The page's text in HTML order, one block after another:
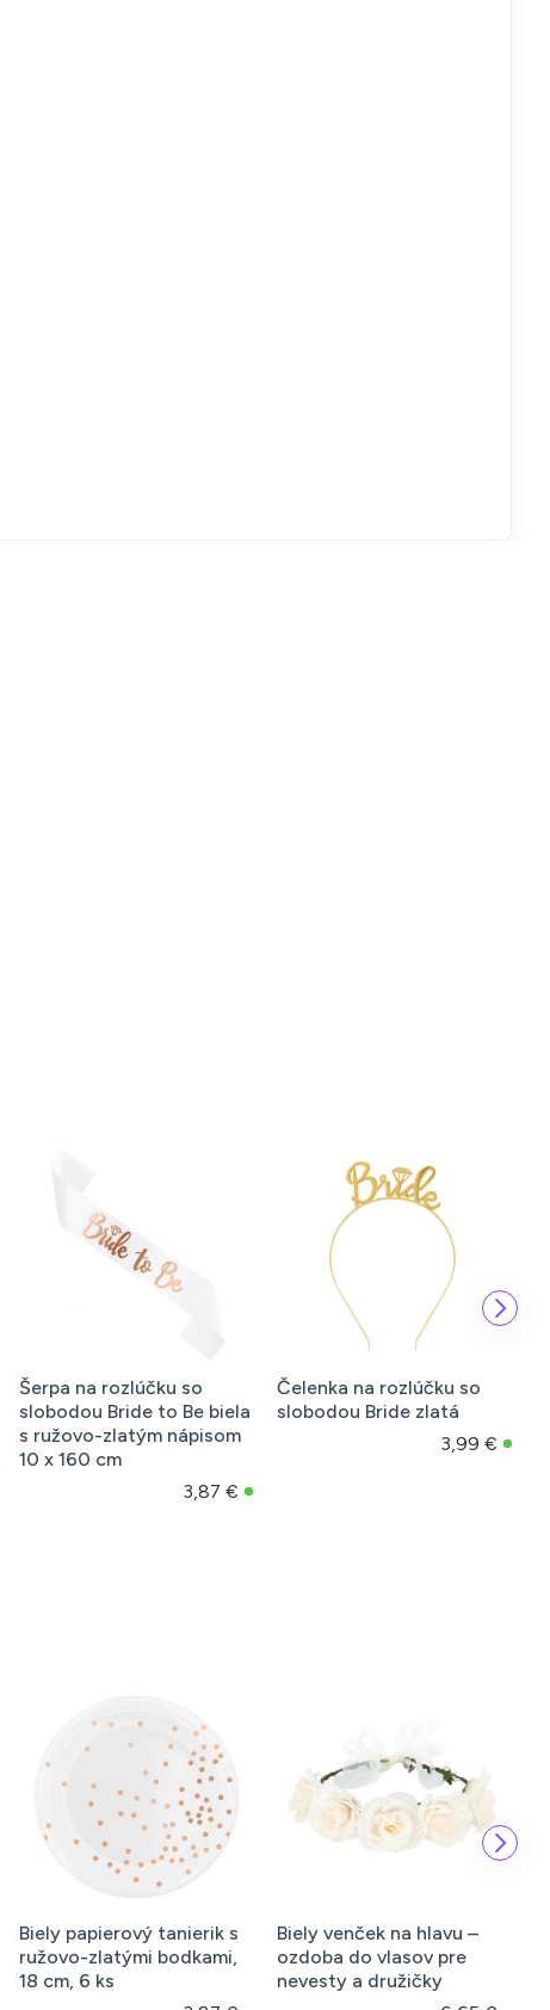
Šerpa na rozlúčku so
slobodou Bride to Be biela
s ružovo-zlatým nápisom
10 x 160 cm
3,87 €
Čelenka na rozlúčku so
slobodou Bride zlatá
3,99 €
Biely papierový tanierik s
ružovo-zlatými bodkami,
18 cm, 6 ks
Biely venček na hlavu –
ozdoba do vlasov pre
nevesty a družičky